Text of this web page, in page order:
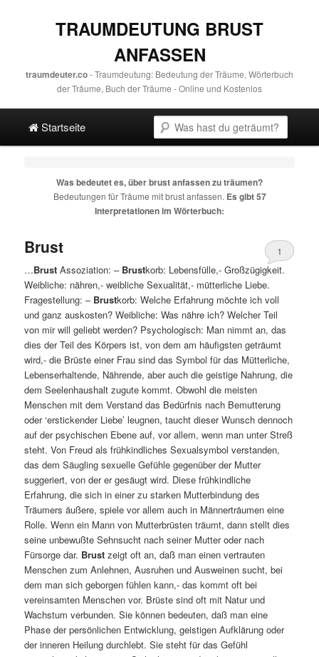
TRAUMDEUTUNG BRUST
ANFASSEN
traumdeuter.co- Traumdeutung: Bedeutung der Träume, Wörterbuch
der Träume, Buch der Träume - Online und Kostenlos
Direkt zum Hauptinhalt
Spring zur sekundären Inhalt
Startseite
Was bedeutet es, überbrust anfassenzu träumen?
Bedeutungen für Träume mitbrust anfassen. Es gibt 57
Interpretationen im Wörterbuch:
Brust
1
…Brust Assoziation: – Brustkorb: Lebensfülle,- Großzügigkeit.
Weibliche: nähren,- weibliche Sexualität,- mütterliche Liebe.
Fragestellung: – Brustkorb: Welche Erfahrung möchte ich voll
und ganz auskosten? Weibliche: Was nähre ich? Welcher Teil
von mir will geliebt werden? Psychologisch: Man nimmt an, das
dies der Teil des Körpers ist, von dem am häufigsten geträumt
wird,- die Brüste einer Frau sind das Symbol für das Mütterliche,
Lebenserhaltende, Nährende, aber auch die geistige Nahrung, die
dem Seelenhaushalt zugute kommt. Obwohl die meisten
Menschen mit dem Verstand das Bedürfnis nach Bemutterung
oder ‘erstickender Liebe’ leugnen, taucht dieser Wunsch dennoch
auf der psychischen Ebene auf, vor allem, wenn man unter Streß
steht. Von Freud als frühkindliches Sexualsymbol verstanden,
das dem Säugling sexuelle Gefühle gegenüber der Mutter
suggeriert, von der er gesäugt wird. Diese frühkindliche
Erfahrung, die sich in einer zu starken Mutterbindung des
Träumers äußere, spiele vor allem auch in Männerträumen eine
Rolle. Wenn ein Mann von Mutterbrüsten träumt, dann stellt dies
seine unbewußte Sehnsucht nach seiner Mutter oder nach
Fürsorge dar. Brust zeigt oft an, daß man einen vertrauten
Menschen zum Anlehnen, Ausruhen und Ausweinen sucht, bei
dem man sich geborgen fühlen kann,- das kommt oft bei
vereinsamten Menschen vor. Brüste sind oft mit Natur und
Wachstum verbunden. Sie können bedeuten, daß man eine
Phase der persönlichen Entwicklung, geistigen Aufklärung oder
der inneren Heilung durchlebt. Sie steht für das Gefühl